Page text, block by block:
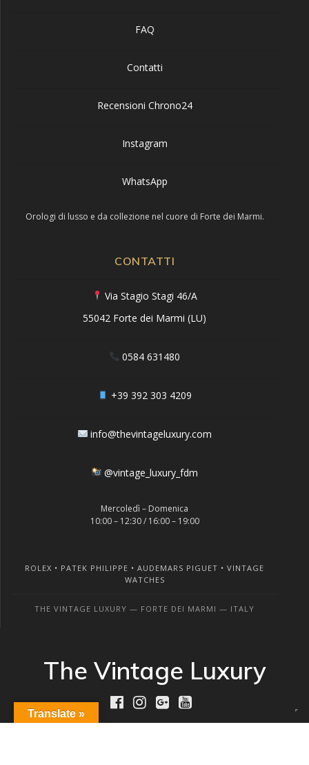
FAQ
Contatti
Recensioni Chrono24
Instagram
WhatsApp
Orologi di lusso e da collezione nel cuore di Forte dei Marmi.
CONTATTI
Via Stagio Stagi 46/A
55042 Forte dei Marmi (LU)
0584 631480
+39 392 303 4209
info@thevintageluxury.com
@vintage_luxury_fdm
Mercoledì – Domenica
10:00 – 12:30 / 16:00 – 19:00
ROLEX • PATEK PHILIPPE • AUDEMARS PIGUET • VINTAGE
WATCHES
THE VINTAGE LUXURY — FORTE DEI MARMI — ITALY
The Vintage Luxury
Translate »